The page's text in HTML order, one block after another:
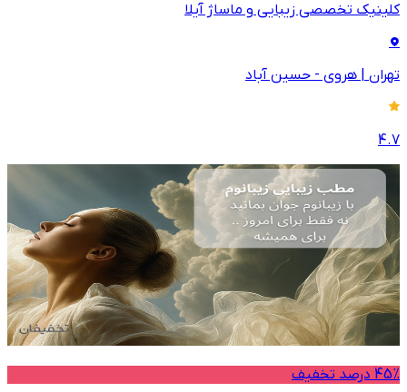
کلینیک تخصصی زیبایی و ماساژ آیلا
تهران | هروی - حسین آباد
4.7
45% درصد تخفیف